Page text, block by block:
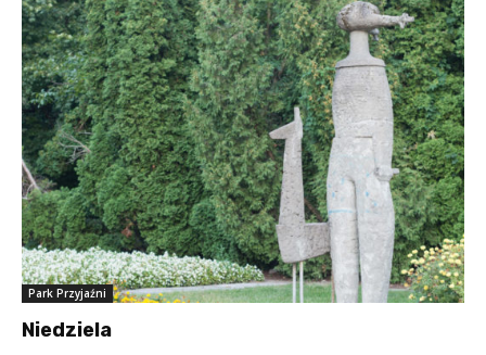
Park Przyjaźni
Niedziela